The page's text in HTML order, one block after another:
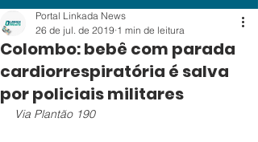
Colombo: bebê com parada
cardiorrespiratória é salva
por policiais militares
Portal Linkada News
26 de jul. de 2019 1 min de leitura
Via Plantão 190